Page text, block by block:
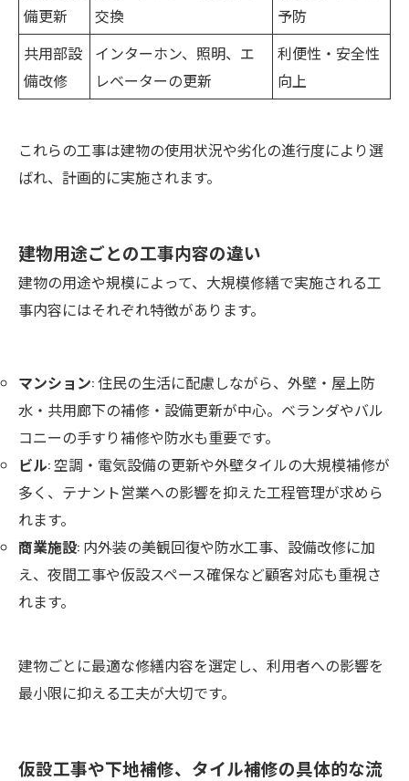
備更新
交換
予防
共用部設
備改修
インターホン、照明、エ
レベーターの更新
利便性・安全性
向上
これらの工事は建物の使用状況や劣化の進行度により選
ばれ、計画的に実施されます。
建物用途ごとの工事内容の違い
建物の用途や規模によって、大規模修繕で実施される工
事内容にはそれぞれ特徴があります。
マンション: 住民の生活に配慮しながら、外壁・屋上防
水・共用廊下の補修・設備更新が中心。ベランダやバル
コニーの手すり補修や防水も重要です。
ビル: 空調・電気設備の更新や外壁タイルの大規模補修が
多く、テナント営業への影響を抑えた工程管理が求めら
れます。
商業施設: 内外装の美観回復や防水工事、設備改修に加
え、夜間工事や仮設スペース確保など顧客対応も重視さ
れます。
建物ごとに最適な修繕内容を選定し、利用者への影響を
最小限に抑える工夫が大切です。
仮設工事や下地補修、タイル補修の具体的な流